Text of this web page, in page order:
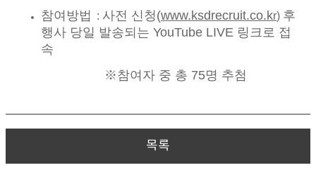
참여방법
: 사전 신청(www.ksdrecruit.co.kr) 후
행사 당일 발송되는 YouTube LIVE 링크로 접
속
※참여자 중 총 75명 추첨
목록